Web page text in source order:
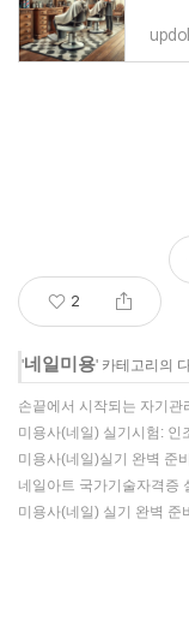
2
'네일미용' 카테고리의
손끝에서 시작되는 자기관
미용사(네일) 실기시험: 인
미용사(네일)실기 완벽 준
네일아트 국가기술자격증
미용사(네일) 실기 완벽 준